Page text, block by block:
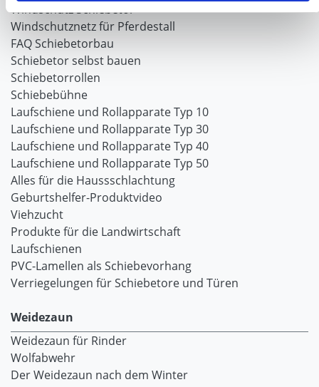
Windschutz Schiebetor
Windschutznetz für Pferdestall
FAQ Schiebetorbau
Schiebetor selbst bauen
Schiebetorrollen
Schiebebühne
Laufschiene und Rollapparate Typ 10
Laufschiene und Rollapparate Typ 30
Laufschiene und Rollapparate Typ 40
Laufschiene und Rollapparate Typ 50
Alles für die Haussschlachtung
Geburtshelfer-Produktvideo
Viehzucht
Produkte für die Landwirtschaft
Laufschienen
PVC-Lamellen als Schiebevorhang
Verriegelungen für Schiebetore und Türen
Weidezaun
Weidezaun für Rinder
Wolfabwehr
Der Weidezaun nach dem Winter